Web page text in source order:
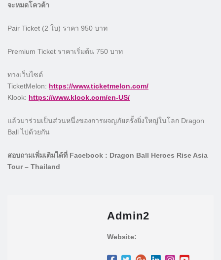
จะหมดโควต้า
Pair Ticket (2 ใบ) ราคา 950 บาท
Premium Ticket ราคาเริ่มต้น 750 บาท
ทางเว็บไซต์
TicketMelon: https://www.ticketmelon.com/
Klook: https://www.klook.com/en-US/
แล้วมาร่วมเป็นส่วนหนึ่งของการผจญภัยครั้งยิ่งใหญ่ในโลก Dragon
Ball ไปด้วยกัน
สอบถามเพิ่มเติมได้ที่ Facebook : Dragon Ball Heroes Rise Asia
Tour – Thailand
Admin2
Website: